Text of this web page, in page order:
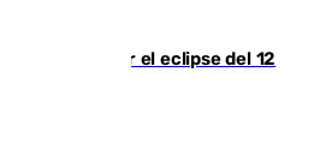
sitios para ver el eclipse del 12